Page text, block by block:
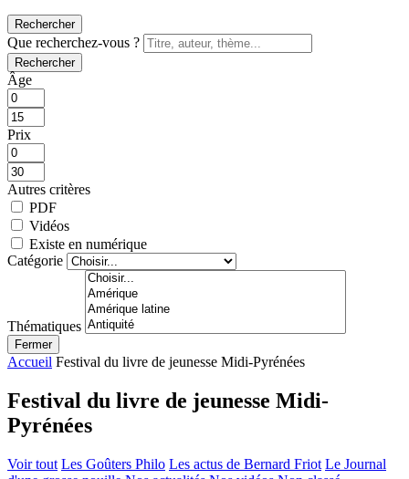
Rechercher
Que recherchez-vous ?
Rechercher
Âge
Prix
Autres critères
PDF
Vidéos
Existe en numérique
Catégorie
Thématiques
Fermer
Accueil Festival du livre de jeunesse Midi-Pyrénées
Festival du livre de jeunesse Midi-
Pyrénées
Voir tout Les Goûters Philo Les actus de Bernard Friot Le Journal